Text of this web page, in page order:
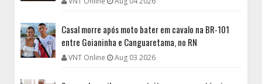
Casal morre após moto bater em cavalo na BR-101
entre Goianinha e Canguaretama, no RN
VNT Online Aug 03 2026